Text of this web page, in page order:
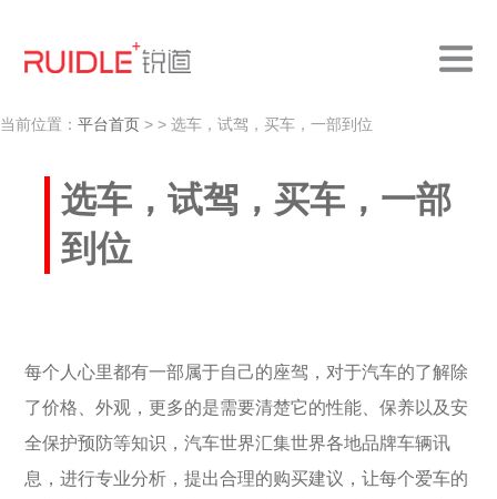
当前位置： 平台首页 > > 选车，试驾，买车，一部到位
选车，试驾，买车，一部
到位
每个人心里都有一部属于自己的座驾，对于汽车的了解除
了价格、外观，更多的是需要清楚它的性能、保养以及安
全保护预防等知识，汽车世界汇集世界各地品牌车辆讯
息，进行专业分析，提出合理的购买建议，让每个爱车的